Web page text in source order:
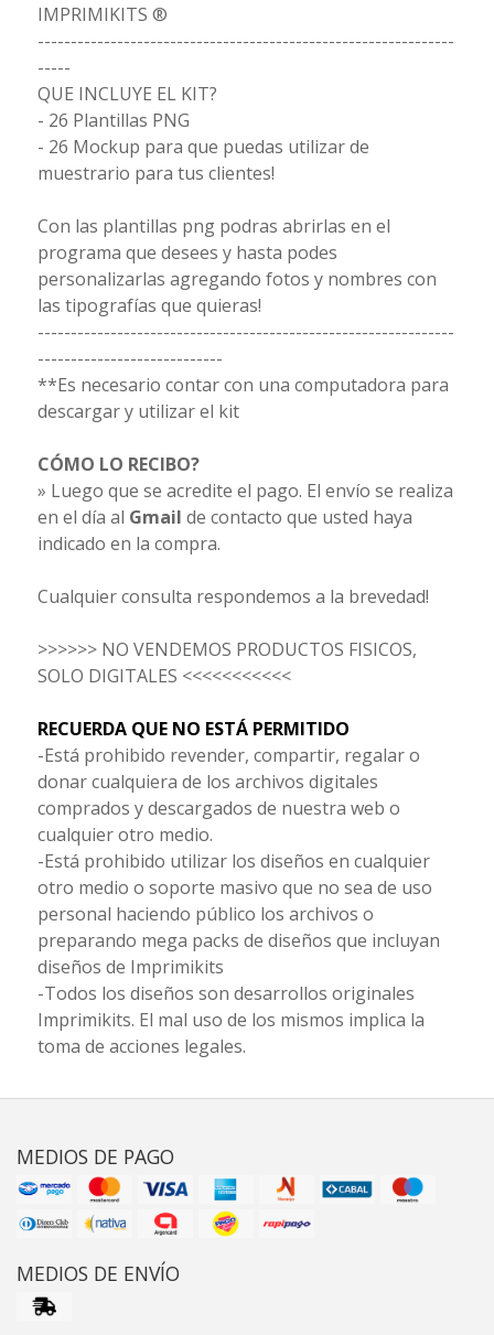
IMPRIMIKITS ®
---------------------------------------------------------------
-----
QUE INCLUYE EL KIT?
- 26 Plantillas PNG
- 26 Mockup para que puedas utilizar de
muestrario para tus clientes!
Con las plantillas png podras abrirlas en el
programa que desees y hasta podes
personalizarlas agregando fotos y nombres con
las tipografías que quieras!
---------------------------------------------------------------
----------------------------
**Es necesario contar con una computadora para
descargar y utilizar el kit
CÓMO LO RECIBO?
» Luego que se acredite el pago. El envío se realiza
en el día al Gmail de contacto que usted haya
indicado en la compra.
Cualquier consulta respondemos a la brevedad!
>>>>>> NO VENDEMOS PRODUCTOS FISICOS,
SOLO DIGITALES <<<<<<<<<<<
RECUERDA QUE NO ESTÁ PERMITIDO
-Está prohibido revender, compartir, regalar o
donar cualquiera de los archivos digitales
comprados y descargados de nuestra web o
cualquier otro medio.
-Está prohibido utilizar los diseños en cualquier
otro medio o soporte masivo que no sea de uso
personal haciendo público los archivos o
preparando mega packs de diseños que incluyan
diseños de Imprimikits
-Todos los diseños son desarrollos originales
Imprimikits. El mal uso de los mismos implica la
toma de acciones legales.
MEDIOS DE PAGO
MEDIOS DE ENVÍO